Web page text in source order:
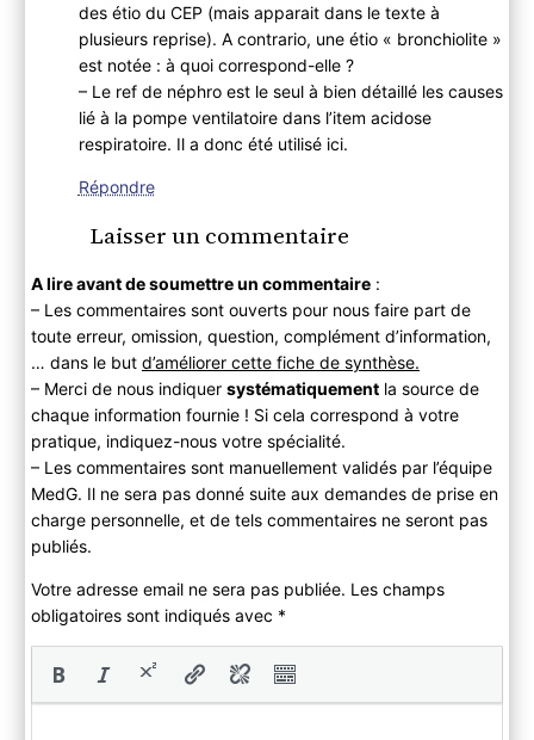
des étio du CEP (mais apparait dans le texte à
plusieurs reprise). A contrario, une étio « bronchiolite »
est notée : à quoi correspond-elle ?
– Le ref de néphro est le seul à bien détaillé les causes
lié à la pompe ventilatoire dans l’item acidose
respiratoire. Il a donc été utilisé ici.
Répondre
Laisser un commentaire
A lire avant de soumettre un commentaire:
– Les commentaires sont ouverts pour nous faire part de
toute erreur, omission, question, complément d’information,
… dans le but d’améliorer cette fiche de synthèse.
– Merci de nous indiquer systématiquementla source de
chaque information fournie ! Si cela correspond à votre
pratique, indiquez-nous votre spécialité.
– Les commentaires sont manuellement validés par l’équipe
MedG. Il ne sera pas donné suite aux demandes de prise en
charge personnelle, et de tels commentaires ne seront pas
publiés.
Votre adresse email ne sera pas publiée. Les champs
obligatoires sont indiqués avec *